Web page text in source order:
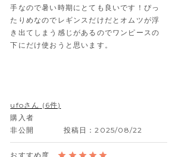
手なので暑い時期にとても良いです！ぴっ
たりめなのでレギンスだけだとオムツが浮
き出てしまう感じがあるのでワンピースの
下にだけ使おうと思います。
ufo
6
購入者
非公開
投稿日 2025/08/22